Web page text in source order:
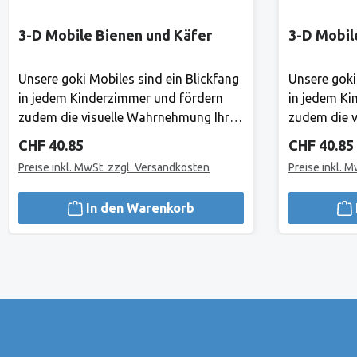
3-D Mobile Bienen und Käfer
Unsere goki Mobiles sind ein Blickfang
in jedem Kinderzimmer und fördern
zudem die visuelle Wahrnehmung Ihres
Neues zu entdecken! Mond und Sterne
laden zu himmlischen Träumen ein.
Holz, 18 TeileHerstellerAlles, was Goki
tut, tut Goki für Kinder.1981 haben
Regulärer Preis:
CHF 40.85
Preise inkl. MwSt. zzgl. Versandkosten
In den Warenkorb
3-D
Unsere
in jedem
zudem die
Neues zu
laden zu
Holz, 18
tut, tut
Regulärer
CHF 40.85
Preise inkl.